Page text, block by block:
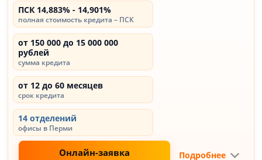
ПСК 14,883% - 14,901%
полная стоимость кредита – ПСК
от 150 000 до 15 000 000
рублей
сумма кредита
от 12 до 60 месяцев
срок кредита
14 отделений
офисы в Перми
Онлайн-заявка Подробнее